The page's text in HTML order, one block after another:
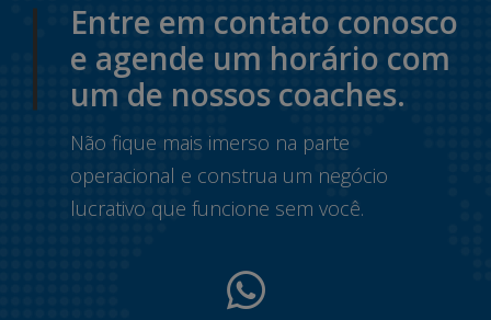
Entre em contato conosco
e agende um horário com
um de nossos coaches.
Não fique mais imerso na parte
operacional e construa um negócio
lucrativo que funcione sem você.